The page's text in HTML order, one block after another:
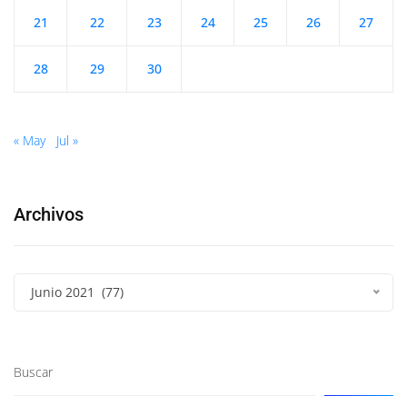
21 22 23 24 25 26 27
28 29 30
« May Jul »
Archivos
Junio 2021 (77)
Buscar